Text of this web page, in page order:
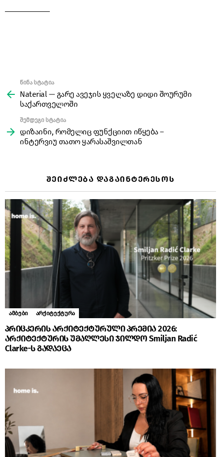
more
წინა სტატია
Naterial — გარე ავეჯის ყველაზე დიდი შოურუმი
საქართველოში
შემდეგი სტატია
დიზაინი, რომელიც ფუნქციით იწყება –
ინტერვიუ თათო ყარასაშვილთან
ᲨᲔᲘᲫᲚᲔᲑᲐ ᲓᲐᲒᲐᲘᲜᲢᲔᲠᲔᲡᲝᲡ
ამბები არქიტექტურა
პრიცკერის არქიტექტურული პრემია 2026:
არქიტექტურის უმაღლესი ჯილდო Smiljan Radić
Clarke-ს გადაეცა